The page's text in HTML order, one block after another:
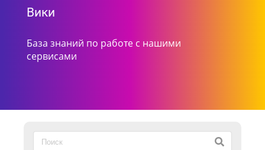
Вики
База знаний по работе с нашими
сервисами